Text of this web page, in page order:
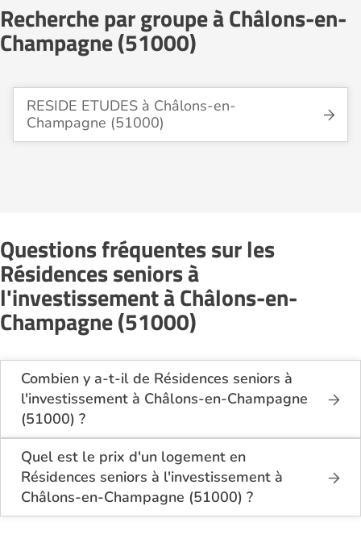
Recherche par groupe à Châlons-en-
Champagne (51000)
RESIDE ETUDES à Châlons-en-
Champagne (51000)
Questions fréquentes sur les
Résidences seniors à
l'investissement à Châlons-en-
Champagne (51000)
Combien y a-t-il de Résidences seniors à
l'investissement à Châlons-en-Champagne
(51000) ?
Sur le site Logement-seniors.com, on recense
actuellement 1 Résidences seniors à
l'investissement à Châlons-en-Champagne (51000).
Quel est le prix d'un logement en
Résidences seniors à l'investissement à
Châlons-en-Champagne (51000) ?
Le tarif minimum d'un logement en Résidences